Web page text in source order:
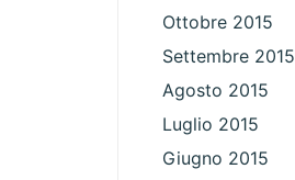
Ottobre 2015
Settembre 2015
Agosto 2015
Luglio 2015
Giugno 2015